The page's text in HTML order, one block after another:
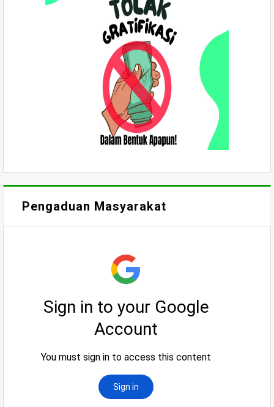
Pengaduan Masyarakat